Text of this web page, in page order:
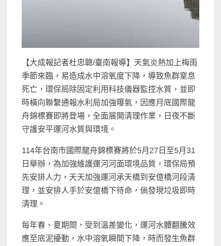
【大成報記者杜忠聰/臺南報導】天氣炎熱加上梅雨
季節來臨，易造成水中溶氧度下降，導致魚群窒息
死亡，環保局除固定利用科技儀器監控水質，並即
時橫向聯繫通報水利局加強曝氣，因應月底國際龍
舟錦標賽即將登場，全面展開清理作業，日夜不斷
守護安平運河水質與環境。
114年台南市國際龍舟錦標賽將於5月27日至5月31
日舉辦，為加強維護運河河面環境品質，環保局預
先安排人力，天天加強運河承天橋到安億橋河段清
理，並安排人手於安億橋下待命，倘發現垃圾即時
清理。
每年春、夏期間，受到溫差變化，運河水體翻騰效
應至底泥擾動，水中溶氧瞬間下降，時而發生魚群